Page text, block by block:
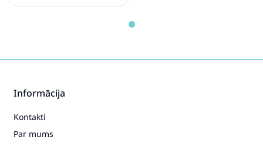
Informācija
Kontakti
Par mums